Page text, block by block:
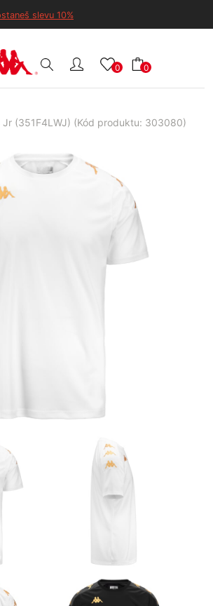
slevu 10%
0 0
Jr (351F4LWJ) (Kód produktu: 303080)